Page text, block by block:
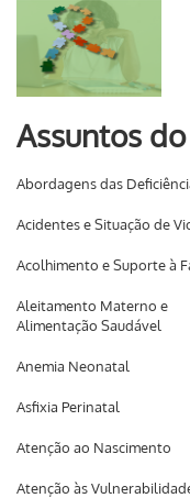
Assuntos
Abordagens das
Acidentes e Situação de
Acolhimento e Suporte à
Aleitamento Materno e
Alimentação Saudável
Anemia Neonatal
Asfixia Perinatal
Atenção ao Nascimento
Atenção às